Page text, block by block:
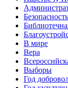
Безопасность
В мире
Вера
Выборы
Год